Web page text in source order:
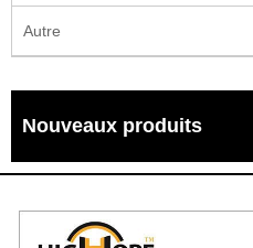
Autre
Nouveaux produits